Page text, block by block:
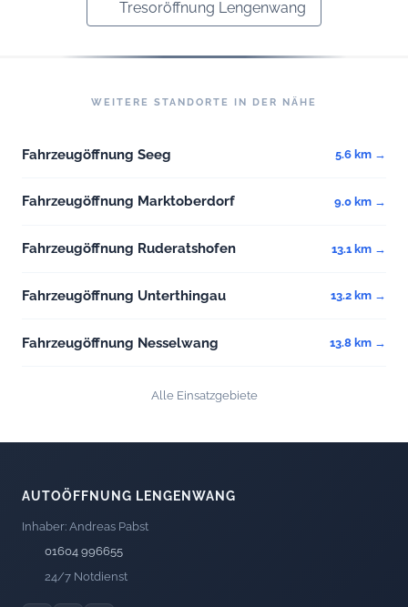
Tresoröffnung Lengenwang
WEITERE STANDORTE IN DER NÄHE
Fahrzeugöffnung Seeg 5.6 km →
Fahrzeugöffnung Marktoberdorf 9.0 km →
Fahrzeugöffnung Ruderatshofen 13.1 km →
Fahrzeugöffnung Unterthingau 13.2 km →
Fahrzeugöffnung Nesselwang 13.8 km →
Alle Einsatzgebiete
AUTOÖFFNUNG LENGENWANG
Inhaber: Andreas Pabst
01604 996655
24/7 Notdienst